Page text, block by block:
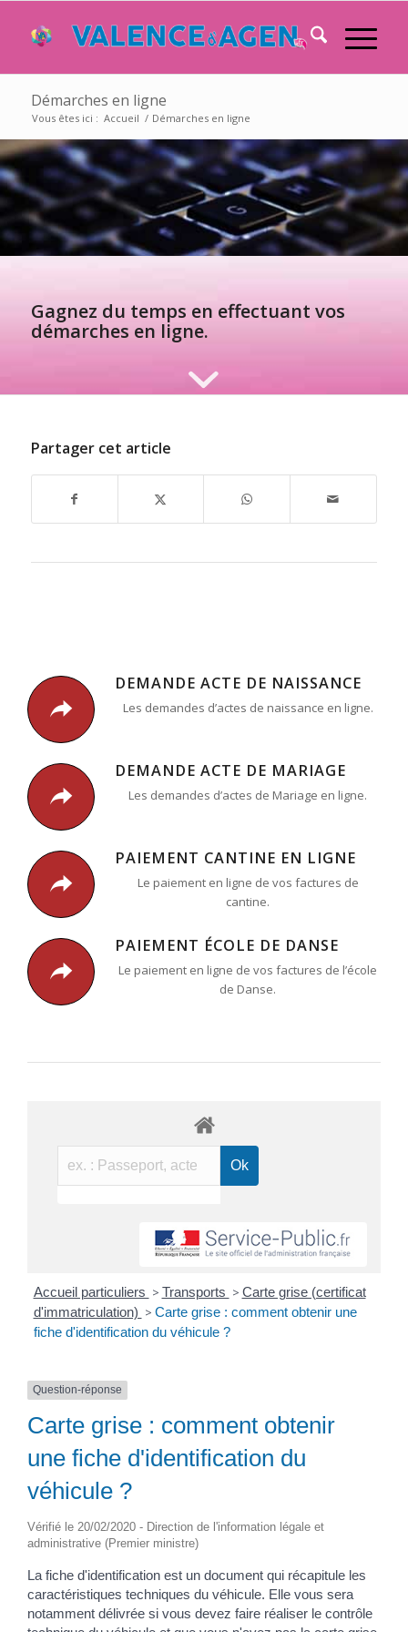
Démarches en ligne
Vous êtes ici : Accueil / Démarches en ligne
Gagnez du temps en effectuant vos
démarches en ligne.
Partager cet article
DEMANDE ACTE DE NAISSANCE
Les demandes d’actes de naissance en ligne.
DEMANDE ACTE DE MARIAGE
Les demandes d’actes de Mariage en ligne.
PAIEMENT CANTINE EN LIGNE
Le paiement en ligne de vos factures de
cantine.
PAIEMENT ÉCOLE DE DANSE
Le paiement en ligne de vos factures de l’école
de Danse.
Accueil particuliers > Transports > Carte grise (certificat
d'immatriculation) > Carte grise : comment obtenir une
fiche d'identification du véhicule ?
Question-réponse
Carte grise : comment obtenir
une fiche d'identification du
véhicule ?
Vérifié le 20/02/2020 - Direction de l'information légale et
administrative (Premier ministre)
La fiche d'identification est un document qui récapitule les
caractéristiques techniques du véhicule. Elle vous sera
notamment délivrée si vous devez faire réaliser le contrôle